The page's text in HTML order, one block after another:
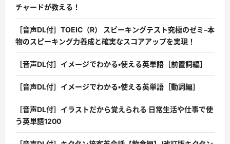
チャードが教える！
［音声DL付］TOEIC（R） スピーキングテスト究極のゼミ–本
物のスピーキング力養成と確実なスコアアップを実現！
［音声DL付］イメージでわかる・使える英単語［前置詞編］
［音声DL付］イメージでわかる・使える英単語［動詞編］
［音声DL付］イラストだから覚えられる 日常生活や仕事で使
う英単語1200